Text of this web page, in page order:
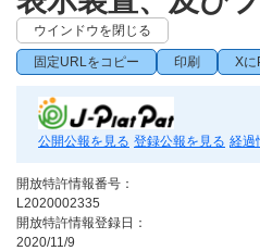
ウインドウを閉じる
固定URLをコピー 印刷 Xに
公開公報を見る 登録公報を見る 経過
開放特許情報番号：
L2020002335
開放特許情報登録日：
2020/11/9